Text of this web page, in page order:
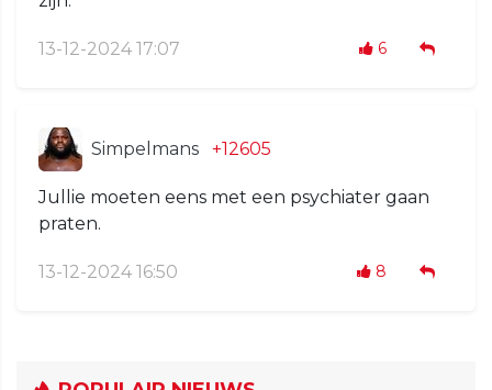
13-12-2024 17:07 6
Simpelmans +12605
Jullie moeten eens met een psychiater gaan
praten.
13-12-2024 16:50 8